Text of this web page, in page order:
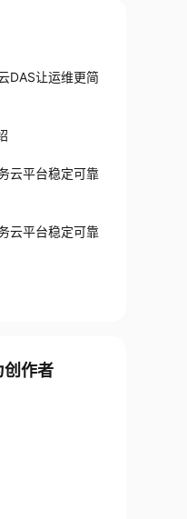
DAS让运维更简
云平台稳定可靠
云平台稳定可靠
创作者